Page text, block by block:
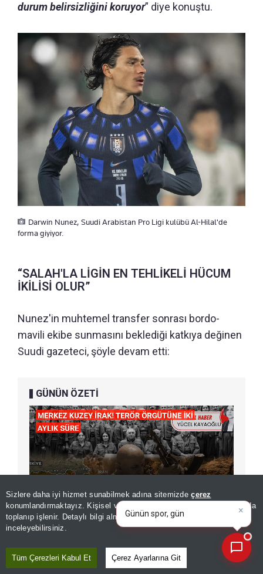
Sizlere daha iyi hizmet sunabilmek adına sitemizdeçerez
konumlandırmaktayız. Kişisel verileriniz, KVKK ve GDPR kapsamında
toplanıp işlenir. Detaylı bilgi almak içinAydınlatma Metnimizi
inceleyebilirsiniz.
Tüm Çerezleri Kabul Et Çerez Ayarlarına Git
durum belirsizliğini koruyor” diye konuştu.
Darwin Nunez, Suudi Arabistan Pro Ligi kulübü Al-Hilal'de
forma giyiyor.
“SALAH'LA LİGİN EN TEHLİKELİ HÜCUM
İKİLİSİ OLUR”
Nunez'in muhtemel transfer sonrası bordo-
mavili ekibe sunmasını beklediği katkıya değinen
Suudi gazeteci, şöyle devam etti:
GÜNÜN ÖZETİ
Nunez, Trabzonspor'a katılırsa takımın
Günün spor, gündem ve
ekonomi gelişmelerini analiz
edin!